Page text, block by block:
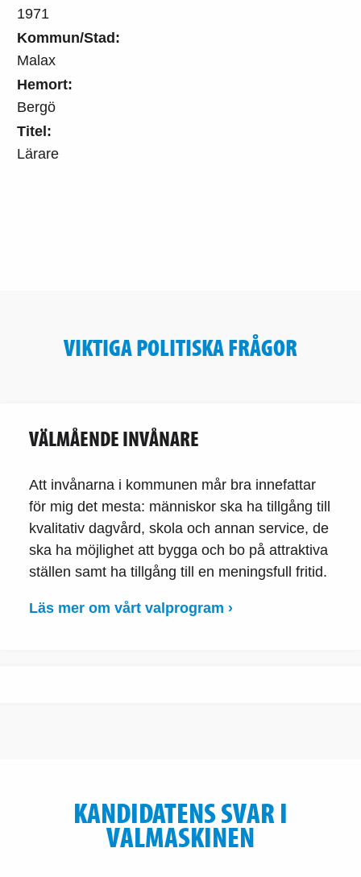
1971
Kommun/Stad:
Malax
Hemort:
Bergö
Titel:
Lärare
VIKTIGA POLITISKA FRÅGOR
VÄLMÅENDE INVÅNARE
Att invånarna i kommunen mår bra innefattar
för mig det mesta: människor ska ha tillgång till
kvalitativ dagvård, skola och annan service, de
ska ha möjlighet att bygga och bo på attraktiva
ställen samt ha tillgång till en meningsfull fritid.
Läs mer om vårt valprogram ›
KANDIDATENS SVAR I
VALMASKINEN